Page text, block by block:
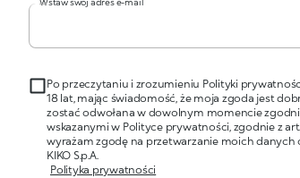
Po przeczytaniu i zrozumieniu Polityki
18 lat, mając świadomość, że moja zgoda jest
zostać odwołana w dowolnym momencie
wskazanymi w Polityce prywatności, zgodnie z
wyrażam zgodę na przetwarzanie moich danych
KIKO S.p.A.
Polityka prywatności